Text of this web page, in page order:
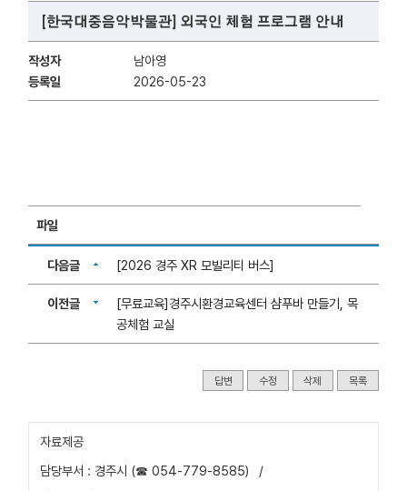
[한국대중음악박물관] 외국인 체험 프로그램 안내
작성자
남아영
등록일
2026-05-23
파일
다음글 [2026 경주 XR 모빌리티 버스]
이전글
[무료교육]경주시환경교육센터 샴푸바 만들기, 목
공체험 교실
답변 수정 삭제 목록
자료제공
담당부서 : 경주시 (☎ 054-779-8585)
/